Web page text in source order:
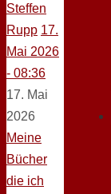
Steffen
Rupp 17.
Mai 2026
- 08:36
17. Mai
2026
Meine
Bücher
die ich